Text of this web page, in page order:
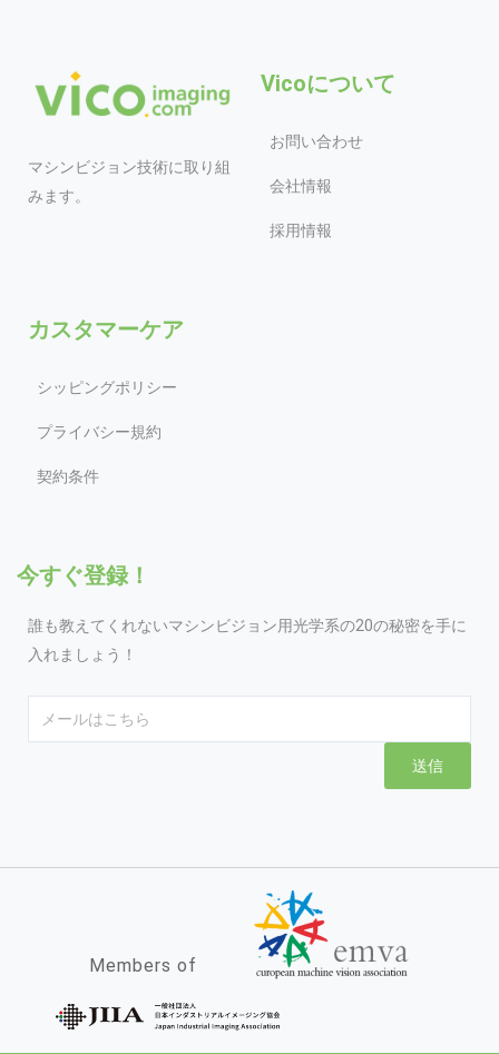
マシンビジョン技術に取り組
みます。
Vicoについて
お問い合わせ
会社情報
採用情報
カスタマーケア
シッピングポリシー
プライバシー規約
契約条件
今すぐ登録！
誰も教えてくれないマシンビジョン用光学系の20の秘密を手に
入れましょう！
送信
Members of